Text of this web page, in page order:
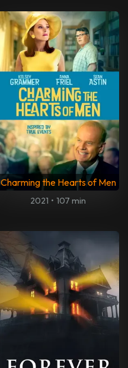
Charming the Hearts of Men
2021 • 107 min